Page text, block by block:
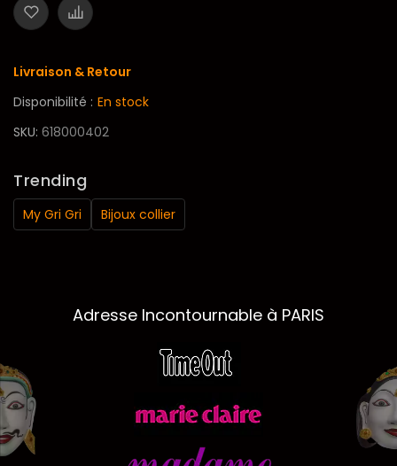
Livraison & Retour
Disponibilité : En stock
SKU 618000402
Trending
My Gri Gri Bijoux collier
Adresse Incontournable à PARIS